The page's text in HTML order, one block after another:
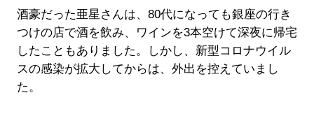
酒豪だった亜星さんは、80代になっても銀座の行き
つけの店で酒を飲み、ワインを3本空けて深夜に帰宅
したこともありました。しかし、新型コロナウイル
スの感染が拡大してからは、外出を控えていまし
た。